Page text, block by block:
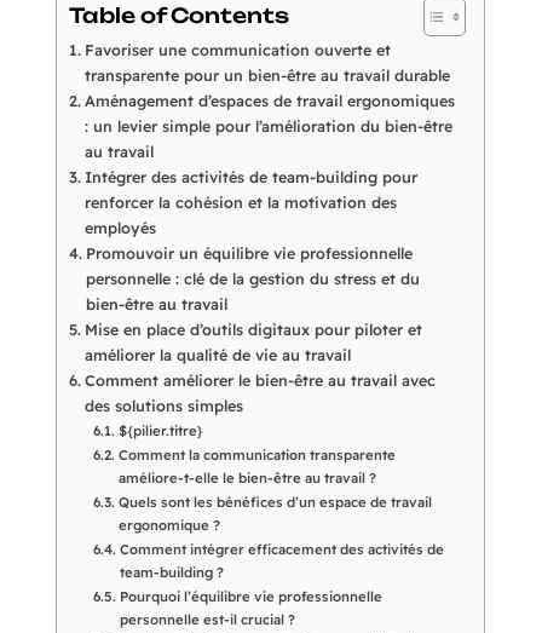
Table of Contents
Favoriser une communication ouverte et
transparente pour un bien-être au travail durable
Aménagement d’espaces de travail ergonomiques
: un levier simple pour l’amélioration du bien-être
au travail
Intégrer des activités de team-building pour
renforcer la cohésion et la motivation des
employés
Promouvoir un équilibre vie professionnelle
personnelle : clé de la gestion du stress et du
bien-être au travail
Mise en place d’outils digitaux pour piloter et
améliorer la qualité de vie au travail
Comment améliorer le bien-être au travail avec
des solutions simples
${pilier.titre}
Comment la communication transparente
améliore-t-elle le bien-être au travail ?
Quels sont les bénéfices d’un espace de travail
ergonomique ?
Comment intégrer efficacement des activités de
team-building ?
Pourquoi l’équilibre vie professionnelle
personnelle est-il crucial ?